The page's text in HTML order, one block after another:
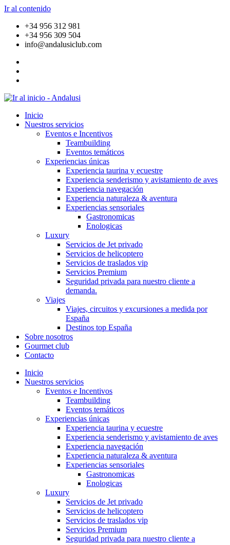
Ir al contenido
+34 956 312 981
+34 956 309 504
info@andalusiclub.com
Inicio
Nuestros servicios
Eventos e Incentivos
Teambuilding
Eventos temáticos
Experiencias únicas
Experiencia taurina y ecuestre
Experiencia senderismo y avistamiento de aves
Experiencia navegación
Experiencia naturaleza & aventura
Experiencias sensoriales
Gastronomicas
Enologicas
Luxury
Servicios de Jet privado
Servicios de helicoptero
Servicios de traslados vip
Servicios Premium
Seguridad privada para nuestro cliente a
demanda.
Viajes
Viajes, circuitos y excursiones a medida por
España
Destinos top España
Sobre nosotros
Gourmet club
Contacto
Inicio
Nuestros servicios
Eventos e Incentivos
Teambuilding
Eventos temáticos
Experiencias únicas
Experiencia taurina y ecuestre
Experiencia senderismo y avistamiento de aves
Experiencia navegación
Experiencia naturaleza & aventura
Experiencias sensoriales
Gastronomicas
Enologicas
Luxury
Servicios de Jet privado
Servicios de helicoptero
Servicios de traslados vip
Servicios Premium
Seguridad privada para nuestro cliente a